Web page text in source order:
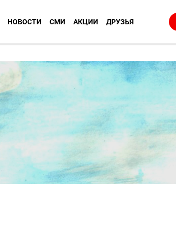
НОВОСТИ СМИ АКЦИИ ДРУЗЬЯ